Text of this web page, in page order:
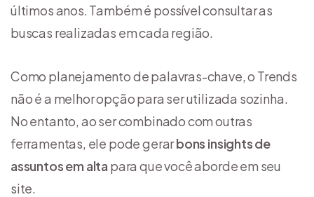
últimos anos. Também é possível consultar as
buscas realizadas em cada região.
Como planejamento de palavras-chave, o Trends
não é a melhor opção para ser utilizada sozinha.
No entanto, ao ser combinado com outras
ferramentas, ele pode gerarbons insights de
assuntos em alta para que você aborde em seu
site.